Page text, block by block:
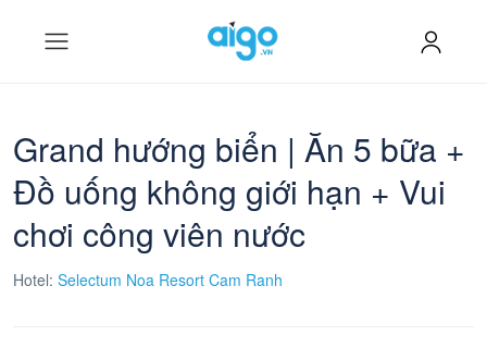
Grand hướng biển | Ăn 5 bữa +
Đồ uống không giới hạn + Vui
chơi công viên nước
Hotel: Selectum Noa Resort Cam Ranh